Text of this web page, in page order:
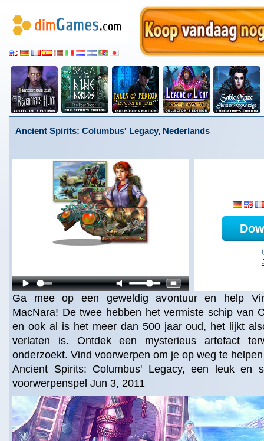
Ancient Spirits: Columbus' Legacy, Nederlands
Ga mee op een geweldig avontuur en help
MacNara! De twee hebben het vermiste schip van
en ook al is het meer dan 500 jaar oud, het lijkt
verlaten is. Ontdek een mysterieus artefact
onderzoekt. Vind voorwerpen om je op weg te
Ancient Spirits: Columbus' Legacy, een leuk en
voorwerpenspel Jun 3, 2011